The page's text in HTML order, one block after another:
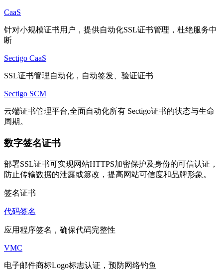
CaaS
针对小规模证书用户，提供自动化SSL证书管理，杜绝服务中
断
Sectigo CaaS
SSL证书管理自动化，自动签发、验证证书
Sectigo SCM
云端证书管理平台,全面自动化所有 Sectigo证书的状态与生命
周期。
数字签名证书
部署SSL证书可实现网站HTTPS加密保护及身份的可信认证，
防止传输数据的泄露或篡改，提高网站可信度和品牌形象。
签名证书
代码签名
应用程序签名，确保代码完整性
VMC
电子邮件商标Logo标志认证，预防网络钓鱼